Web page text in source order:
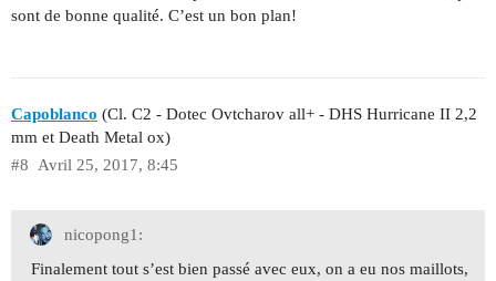
sont de bonne qualité. C’est un bon plan!
Capoblanco (Cl. C2 - Dotec Ovtcharov all+ - DHS Hurricane II 2,2
mm et Death Metal ox)
Avril 25, 2017, 8:45
#8
nicopong1:
Finalement tout s’est bien passé avec eux, on a eu nos maillots,